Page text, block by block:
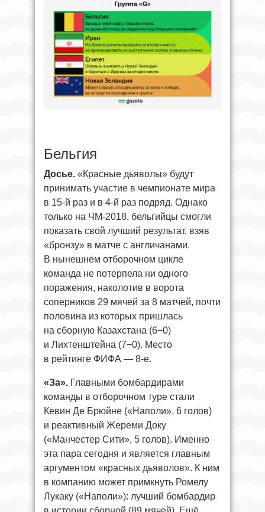
Бельгия
Досье. «Красные дьяволы» будут
принимать участие в чемпионате мира
в 15-й раз и в 4-й раз подряд. Однако
только на ЧМ-2018, бельгийцы смогли
показать свой лучший результат, взяв
«бронзу» в матче с англичанами.
В нынешнем отборочном цикле
команда не потерпела ни одного
поражения, наколотив в ворота
соперников 29 мячей за 8 матчей, почти
половина из которых пришлась
на сборную Казахстана (6−0)
и Лихтенштейна (7−0). Место
в рейтинге ФИФА — 8-е.
«За». Главными бомбардирами
команды в отборочном туре стали
Кевин Де Брюйне («Наполи», 6 голов)
и реактивный Жереми Доку
(«Манчестер Сити», 5 голов). Именно
эта пара сегодня и является главным
аргументом «красных дьяволов». К ним
в компанию может примкнуть Ромелу
Лукаку («Наполи»): лучший бомбардир